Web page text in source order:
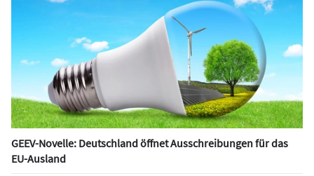
GEEV-Novelle: Deutschland öffnet Ausschreibungen für das
EU-Ausland